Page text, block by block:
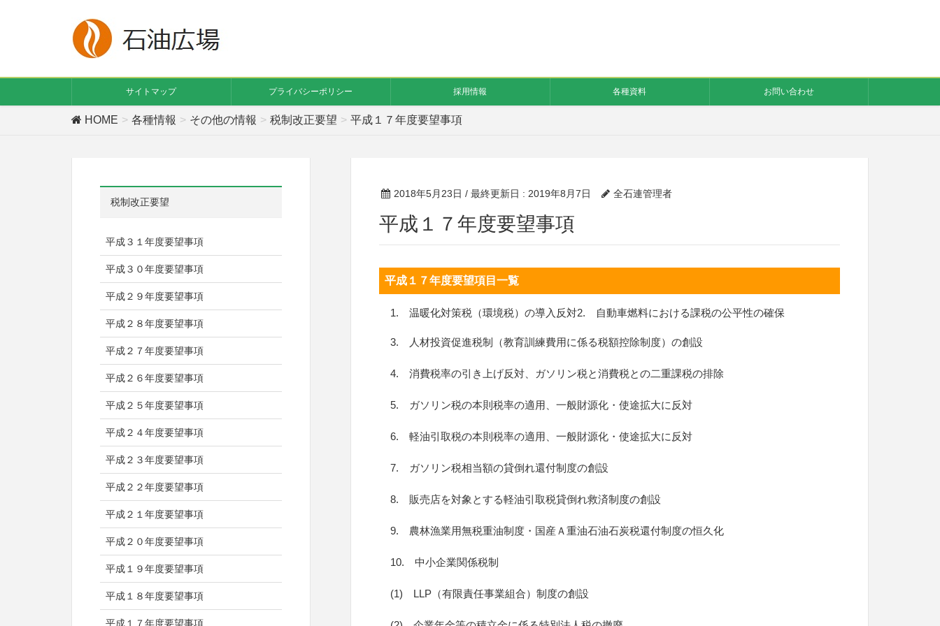
サイトマップ プライバシーポリシー 採用情報 各種資料 お問い合わせ
HOME 各種情報 その他の情報 税制改正要望 平成１７年度要望事項
2018年5月23日 / 最終更新日 : 2019年8月7日 全石連管理者
平成１７年度要望事項
平成１７年度要望項目一覧
1. 温暖化対策税（環境税）の導入反対2. 自動車燃料における課税の公平性の確保
3. 人材投資促進税制（教育訓練費用に係る税額控除制度）の創設
4. 消費税率の引き上げ反対、ガソリン税と消費税との二重課税の排除
5. ガソリン税の本則税率の適用、一般財源化・使途拡大に反対
6. 軽油引取税の本則税率の適用、一般財源化・使途拡大に反対
7. ガソリン税相当額の貸倒れ還付制度の創設
8. 販売店を対象とする軽油引取税貸倒れ救済制度の創設
9. 農林漁業用無税重油制度・国産Ａ重油石油石炭税還付制度の恒久化
10. 中小企業関係税制
(1) LLP（有限責任事業組合）制度の創設
税制改正要望
平成３１年度要望事項
平成３０年度要望事項
平成２９年度要望事項
平成２８年度要望事項
平成２７年度要望事項
平成２６年度要望事項
平成２５年度要望事項
平成２４年度要望事項
平成２３年度要望事項
平成２２年度要望事項
平成２１年度要望事項
平成２０年度要望事項
平成１９年度要望事項
平成１８年度要望事項
平成１７年度要望事項